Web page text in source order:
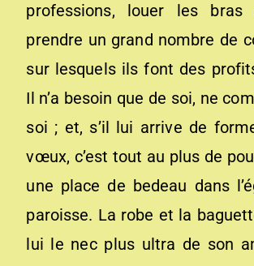
professions, louer les bras
prendre un grand nombre de
sur lesquels ils font des
Il n’a besoin que de soi, ne
soi ; et, s’il lui arrive de
vœux, c’est tout au plus de
une place de bedeau dans
paroisse. La robe et la
lui le nec plus ultra de son